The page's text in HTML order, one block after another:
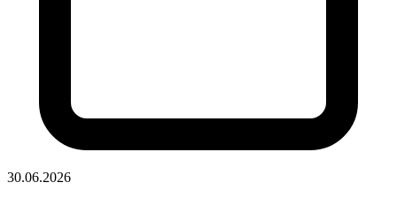
30.06.2026